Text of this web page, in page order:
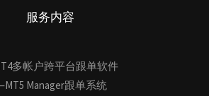
服务内容
多帐户跨平台跟单软件
Manager跟单系统